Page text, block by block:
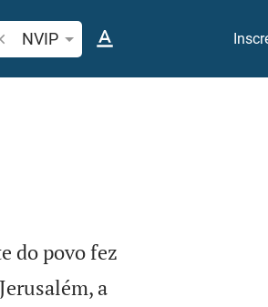
passagem da Bíblia ou termos
NVIP
do povo fez
a